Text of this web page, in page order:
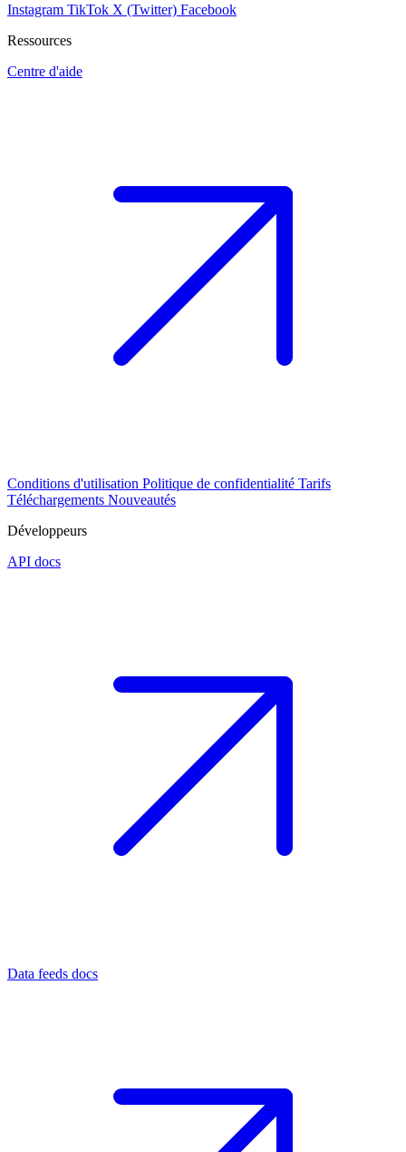
Instagram TikTok X (Twitter) Facebook
Ressources
Centre d'aide
Conditions d'utilisation Politique de confidentialité Tarifs
Téléchargements Nouveautés
Développeurs
API docs
Data feeds docs